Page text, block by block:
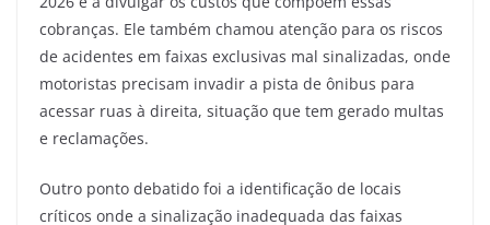
cobranças. Ele também chamou atenção para os riscos
de acidentes em faixas exclusivas mal sinalizadas, onde
motoristas precisam invadir a pista de ônibus para
acessar ruas à direita, situação que tem gerado multas
e reclamações.
Outro ponto debatido foi a identificação de locais
críticos onde a sinalização inadequada das faixas